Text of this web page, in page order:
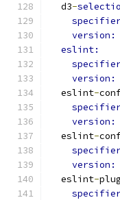
  d3
-
version:
eslint:
version:
  eslint
-
version:
  eslint
-
version:
  eslint
-